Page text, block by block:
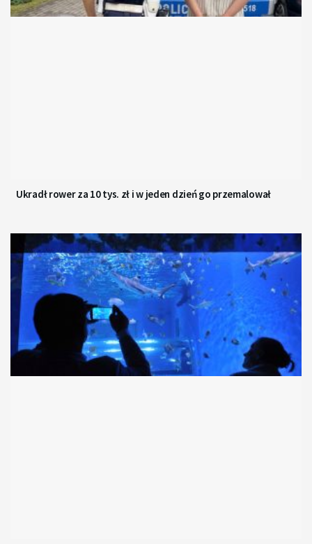
Ukradł rower za 10 tys. zł i w jeden dzień go przemalował